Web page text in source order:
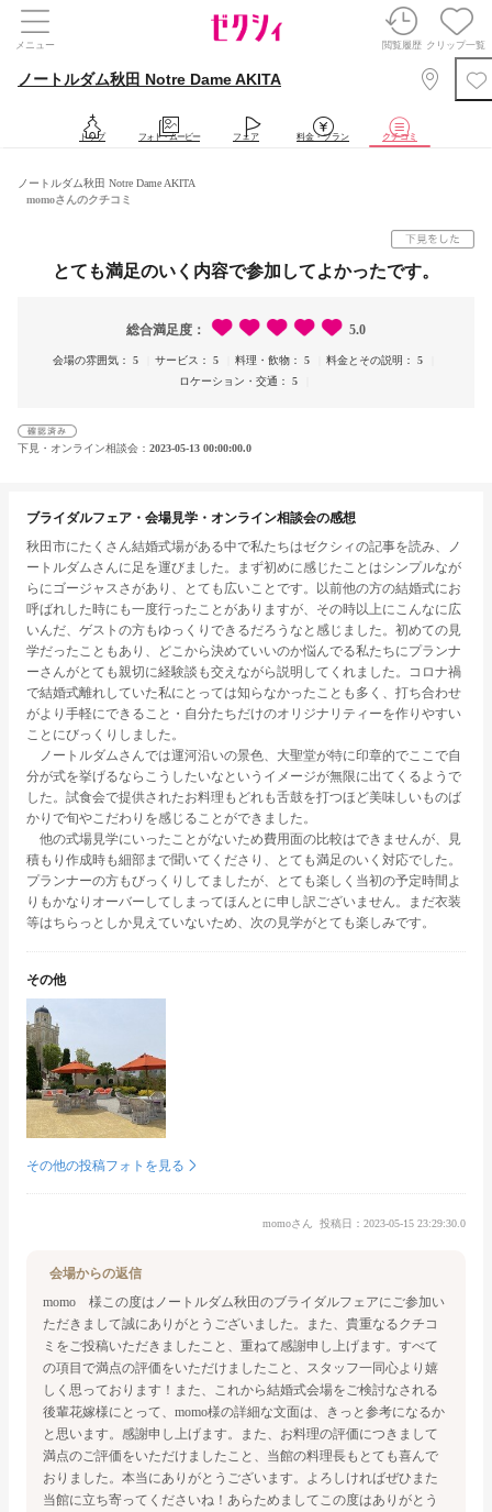
メニュー 閲覧履歴 クリップ一覧
ノートルダム秋田 Notre Dame AKITA
トップ フォト・ムービー フェア 料金・プラン クチコミ
ノートルダム秋田 Notre Dame AKITA
momoさんのクチコミ
とても満足のいく内容で参加してよかったです。
総合満足度 5.0
会場の雰囲気 5 サービス 5 料理・飲物 5 料金とその説明
5
ロケーション・交通
5
下見・オンライン相談会 2023-05-13 00:00:00.0
ブライダルフェア・会場見学・オンライン相談会の感想
秋田市にたくさん結婚式場がある中で私たちはゼクシィの記事を読み、ノ
ートルダムさんに足を運びました。まず初めに感じたことはシンプルなが
らにゴージャスさがあり、とても広いことです。以前他の方の結婚式にお
呼ばれした時にも一度行ったことがありますが、その時以上にこんなに広
いんだ、ゲストの方もゆっくりできるだろうなと感じました。初めての見
学だったこともあり、どこから決めていいのか悩んでる私たちにプランナ
ーさんがとても親切に経験談も交えながら説明してくれました。コロナ禍
で結婚式離れしていた私にとっては知らなかったことも多く、打ち合わせ
がより手軽にできること・自分たちだけのオリジナリティーを作りやすい
ことにびっくりしました。
ノートルダムさんでは運河沿いの景色、大聖堂が特に印章的でここで自
分が式を挙げるならこうしたいなというイメージが無限に出てくるようで
した。試食会で提供されたお料理もどれも舌鼓を打つほど美味しいものば
かりで旬やこだわりを感じることができました。
他の式場見学にいったことがないため費用面の比較はできませんが、見
積もり作成時も細部まで聞いてくださり、とても満足のいく対応でした。
プランナーの方もびっくりしてましたが、とても楽しく当初の予定時間よ
りもかなりオーバーしてしまってほんとに申し訳ございません。まだ衣装
等はちらっとしか見えていないため、次の見学がとても楽しみです。
その他
その他の投稿フォトを見る
momoさん 投稿日：2023-05-15 23:29:30.0
会場からの返信
momo 様この度はノートルダム秋田のブライダルフェアにご参加い
ただきまして誠にありがとうございました。
また、貴重なるクチコ
ミをご投稿いただきましたこと、重ねて感謝申し上げます。 すべて
の項目で満点の評価をいただけましたこと、スタッフ一同心より嬉
しく思っております！ また、これから結婚式会場をご検討なされる
後輩花嫁様にとって、 momo様の詳細な文面は、きっと参考になるか
と思います。感謝申し上げます。
また、お料理の評価につきまして
満点のご評価をいただけましたこと、 当館の料理長もとても喜んで
おりました。本当にありがとうございます。 よろしければぜひまた
当館に立ち寄ってくださいね！ あらためましてこの度はありがとう